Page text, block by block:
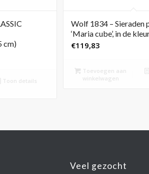
cm)
Toon details
Wolf 1834 – Sieraden
‘Maria cube’, in de
€119,83
Toevoegen aan
winkelwagen
Veel gezocht